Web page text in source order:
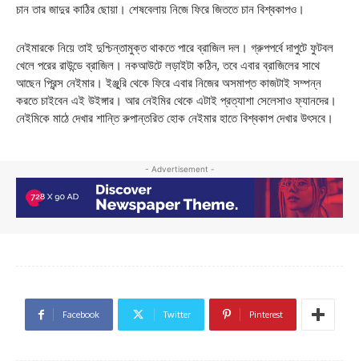
চান তার জাদুর কাঠির ছোয়া। শেষবেলায় নিজে ফিরে জিততে চান বিশ্বকাপও।
নেইমারকে নিয়ে তাই দুশ্চিন্তামুক্ত থাকতে পারে ব্রাজিল দল। গ্রুপপর্বে দাপুটে ফুটবল
খেলে পরের রাউন্ডে ব্রাজিল। নকআউটে লড়াইটা কঠিন, তবে এবার ব্রাজিলের সাথে
আছেন প্রিন্স নেইমার। ইঞ্জুরি থেকে ফিরে এবার নিজের অসমাপ্ত কাজটাই সম্পন্ন
করতে চাইবেন এই উইঙ্গার। আর নেইমির থেকে এটাই প্রত্যাশা সেলেসাও ফ্যানদের।
নেইমিকে মাঠে দেখার শান্তি রুপান্তরিত হোক নেইমার হাতে বিশ্বকাপ দেখার উৎসবে।
- Advertisement -
Facebook Twitter Pinterest